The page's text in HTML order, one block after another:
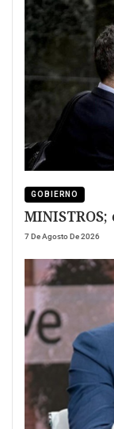
GOBIERNO
7 De Agosto De 2026